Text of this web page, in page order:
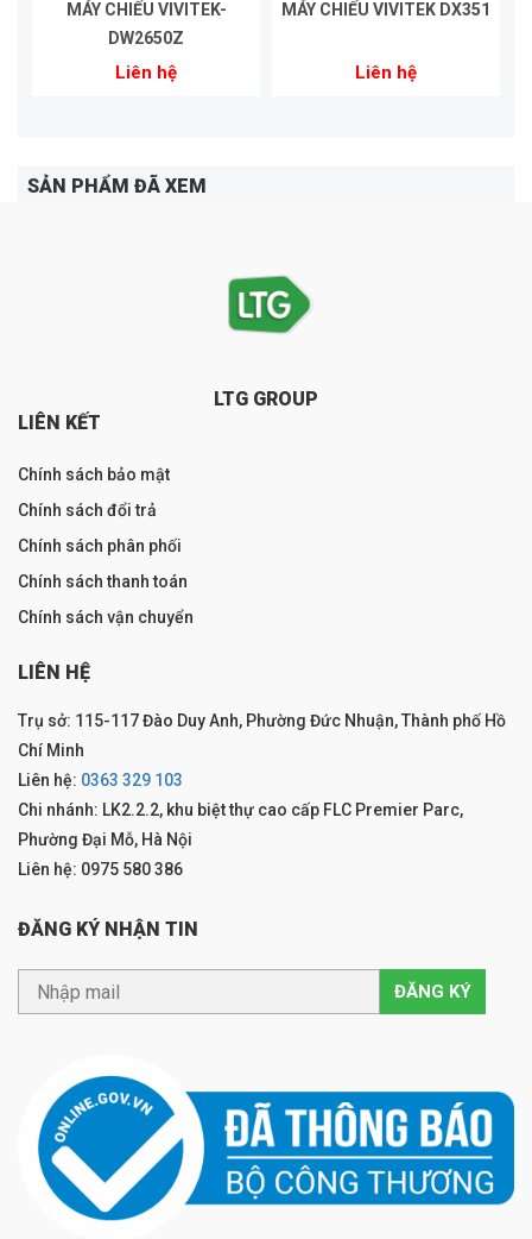
MÁY CHIẾU VIVITEK-
DW2650Z
Liên hệ
MÁY CHIẾU VIVITEK DX351
Liên hệ
SẢN PHẨM ĐÃ XEM
LTG GROUP
LIÊN KẾT
Chính sách bảo mật
Chính sách đổi trả
Chính sách phân phối
Chính sách thanh toán
Chính sách vận chuyển
LIÊN HỆ
Trụ sở: 115-117 Đào Duy Anh, Phường Đức Nhuận, Thành phố Hồ
Chí Minh
Liên hệ: 0363 329 103
Chi nhánh: LK2.2.2, khu biệt thự cao cấp FLC Premier Parc,
Phường Đại Mỗ, Hà Nội
Liên hệ: 0975 580 386
ĐĂNG KÝ NHẬN TIN